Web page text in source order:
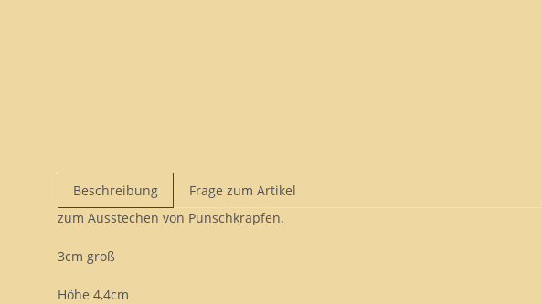
Beschreibung
Frage zum Artikel
zum Ausstechen von Punschkrapfen.
3cm groß
Höhe 4,4cm